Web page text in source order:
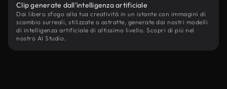
Clip generate dall'intelligenza artificiale
Dai libero sfogo alla tua creatività in un istante con immagini di
scambio surreali, stilizzate o astratte, generate dai nostri modelli
di intelligenza artificiale di altissimo livello. Scopri di più nel
nostro AI Studio.